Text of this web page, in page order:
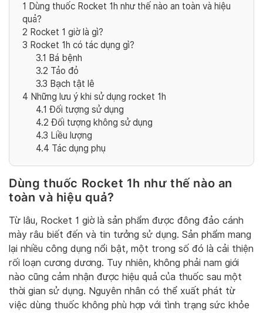
1 Dùng thuốc Rocket 1h như thế nào an toàn và hiệu
quả?
2 Rocket 1 giờ là gì?
3 Rocket 1h có tác dụng gì?
3.1 Bá bệnh
3.2 Tảo đỏ
3.3 Bạch tật lê
4 Những lưu ý khi sử dụng rocket 1h
4.1 Đối tượng sử dụng
4.2 Đối tượng không sử dụng
4.3 Liều lượng
4.4 Tác dụng phụ
Dùng thuốc Rocket 1h như thế nào an
toàn và hiệu quả?
Từ lâu, Rocket 1 giờ là sản phẩm được đông đảo cánh
mày râu biết đến và tin tưởng sử dụng. Sản phẩm mang
lại nhiều công dụng nổi bật, một trong số đó là cải thiện
rối loạn cương dương. Tuy nhiên, không phải nam giới
nào cũng cảm nhận được hiệu quả của thuốc sau một
thời gian sử dụng. Nguyên nhân có thể xuất phát từ
việc dùng thuốc không phù hợp với tình trạng sức khỏe